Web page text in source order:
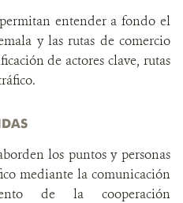
entender a fondo el
y las rutas de comercio
de actores clave, rutas
los puntos y personas
mediante la comunicación
de la cooperación